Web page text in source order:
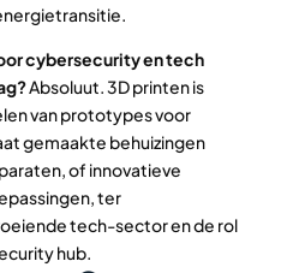
cybersecurity en tech
Absoluut. 3D printen is
van prototypes voor
gemaakte behuizingen
of innovatieve
ter
tech-sector en de rol
hub.